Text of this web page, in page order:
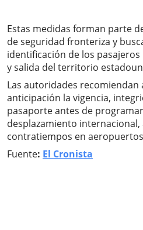
Estas medidas forman parte
de seguridad fronteriza y
identificación de los
y salida del territorio
Las autoridades recomiendan
anticipación la vigencia,
pasaporte antes de
desplazamiento internacional,
contratiempos en
Fuente: El Cronista